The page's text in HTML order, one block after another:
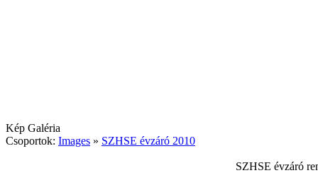
Kép Galéria
Csoportok: Images » SZHSE évzáró 2010
SZHSE évzáró